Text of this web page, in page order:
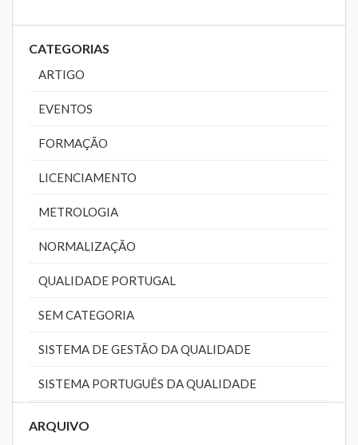
CATEGORIAS
ARTIGO
EVENTOS
FORMAÇÃO
LICENCIAMENTO
METROLOGIA
NORMALIZAÇÃO
QUALIDADE PORTUGAL
SEM CATEGORIA
SISTEMA DE GESTÃO DA QUALIDADE
SISTEMA PORTUGUÊS DA QUALIDADE
ARQUIVO